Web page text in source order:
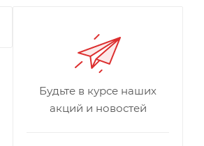
Будьте в курсе наших
акций и новостей